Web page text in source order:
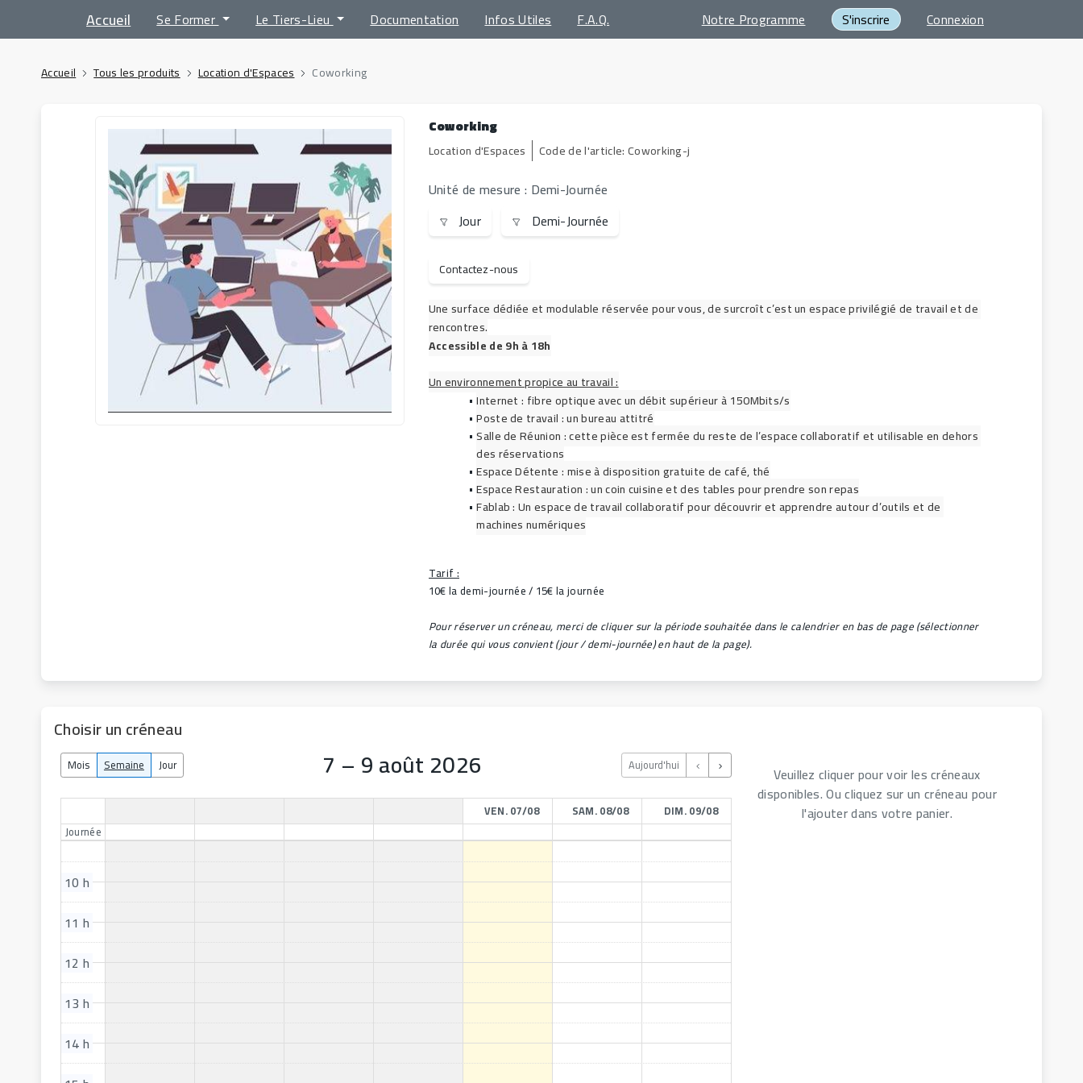
Accueil Se Former Le Tiers-Lieu Documentation Infos Utiles F.A.Q. Notre Programme S'inscrire Connexion
Accueil Tous les produits Location d'Espaces Coworking
Coworking
Location d'Espaces Code de l'article:Coworking-j
Unité de mesure : Demi-Journée
Unités de mesure
Jour Demi-Journée
Contactez-nous
Une surface dédiée et modulable réservée pour vous, de surcroît c’est un espace privilégié de travail et de
rencontres.
Accessible de 9h à 18h
Un environnement propice au travail :
Internet : fibre optique avec un débit supérieur à 150Mbits/s
Poste de travail : un bureau attitré
Salle de Réunion : cette pièce est fermée du reste de l’espace collaboratif et utilisable en dehors
des réservations
Espace Détente : mise à disposition gratuite de café, thé
Espace Restauration : un coin cuisine et des tables pour prendre son repas
Fablab : Un espace de travail collaboratif pour découvrir et apprendre autour d’outils et de
machines numériques
Tarif :
10€ la demi-journée / 15€ la journée
Pour réserver un créneau, merci de cliquer sur la période souhaitée dans le calendrier en bas de page (sélectionner
la durée qui vous convient (jour / demi-journée) en haut de la page).
Choisir un créneau
Mois Semaine Jour 7 – 9 août 2026 Aujourd'hui
VEN. 07/08 SAM. 08/08
DIM. 09/08
Journée
10 h
11 h
12 h
13 h
14 h
Veuillez cliquer pour voir les créneaux
disponibles. Ou cliquez sur un créneau pour
l'ajouter dans votre panier.